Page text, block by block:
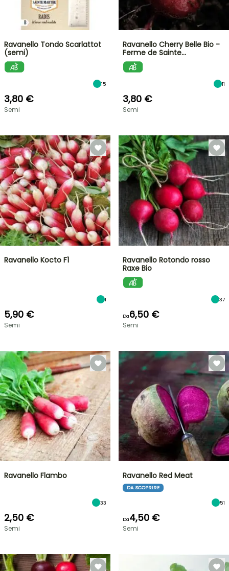
Ravanello Tondo Scarlattot
(semi)
15
3,80 €
Semi
Ravanello Cherry Belle Bio -
Ferme de Sainte…
11
3,80 €
Semi
Ravanello Kocto F1
1
5,90 €
Semi
Ravanello Rotondo rosso
Raxe Bio
37
Da6,50 €
Semi
Ravanello Flambo
33
2,50 €
Semi
Ravanello Red Meat
DA SCOPRIRE
51
Da4,50 €
Semi